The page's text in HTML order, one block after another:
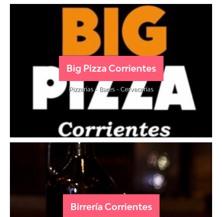
Big Pizza Corrientes
Pizzerías - Bares - Cervecerías
Birrería Corrientes